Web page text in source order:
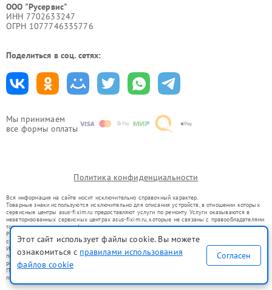
Мы принимаем
все формы оплаты
ООО "Русервис"
ИНН 7702633247
ОГРН 1077746335776
Поделиться в соц. сетях:
Политика конфиденциальности
Вся информация на сайте носит исключительно справочный характер.
Товарные знаки используются исключительно для описания устройств, в отношении которых
сервисные центры asus-fixim.ru предоставляют услуги по ремонту. Услуги оказываются в
неавторизованных сервисных центрах asus-fixim.ru, которые не связаны с правообладателями
товарных знаков или их официальными представителями.
Ремонт осуществляется для устройств, уже введенных в гражданский оборот в соответствии
со статьей 1487 ГК РФ.
Использование товарных знаков не преследует цели индивидуализации услуг или введения
потребителей в заблуждение, а служит для информирования о предоставляемых услугах по
ремонту техники указанных брендов.
Представленная на сайте информация не является публичной офертой, определяемой
положениями Статьи 437(2) Гражданского кодекса РФ
Этот сайт использует файлы cookie. Вы можете
ознакомиться с правилами использования
файлов cookie
Согласен